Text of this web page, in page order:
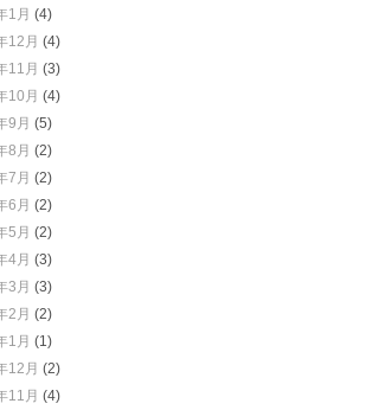
1月 (4)
12月 (4)
11月 (3)
10月 (4)
9月 (5)
8月 (2)
7月 (2)
6月 (2)
5月 (2)
4月 (3)
3月 (3)
2月 (2)
1月 (1)
12月 (2)
11月 (4)